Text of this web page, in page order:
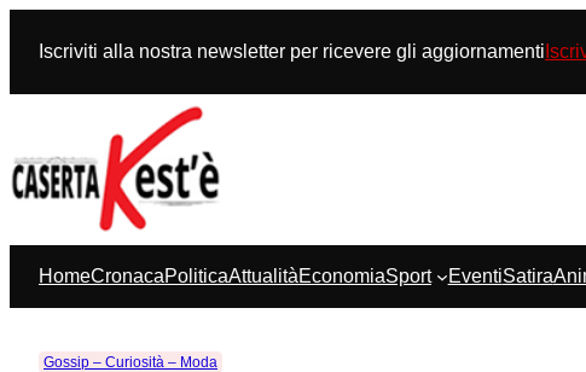
contenuto
Iscriviti alla nostra newsletter per ricevere gli aggiornamenti
HomeCronacaPoliticaAttualitàEconomiaSport EventiSatira
Gossip – Curiosità – Moda